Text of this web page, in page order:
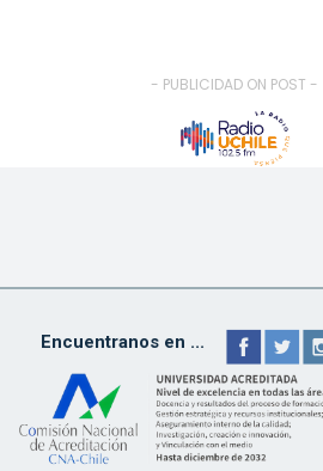
- PUBLICIDAD ON POST -
Encuentranos en ...